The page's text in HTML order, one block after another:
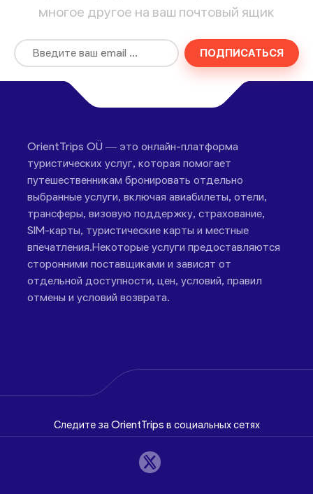
многое другое на ваш почтовый ящик
ПОДПИСАТЬСЯ
OrientTrips OÜ — это онлайн-платформа
туристических услуг, которая помогает
путешественникам бронировать отдельно
выбранные услуги, включая авиабилеты, отели,
трансферы, визовую поддержку, страхование,
SIM-карты, туристические карты и местные
впечатления.Некоторые услуги предоставляются
сторонними поставщиками и зависят от
отдельной доступности, цен, условий, правил
отмены и условий возврата.
Следите за OrientTrips в социальных сетях